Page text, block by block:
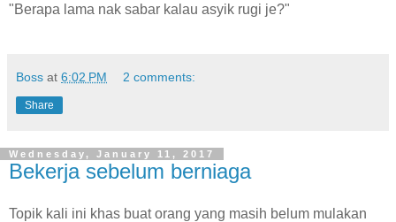
"Berapa lama nak sabar kalau asyik rugi je?"
Boss at 6:02 PM 2 comments:
Share
Wednesday, January 11, 2017
Bekerja sebelum berniaga
Topik kali ini khas buat orang yang masih belum mulakan